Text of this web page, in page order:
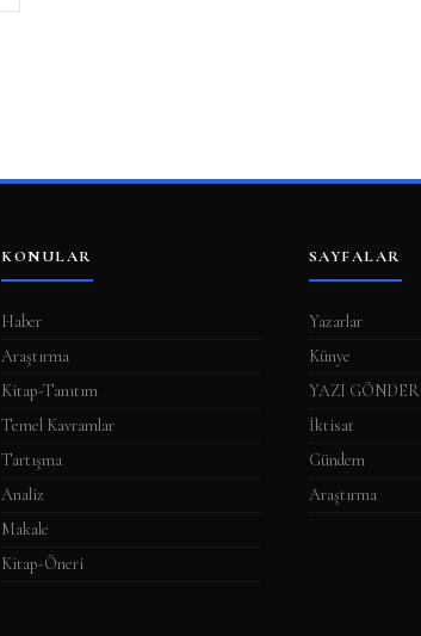
KONULAR
Haber
Araştırma
Kitap-Tanıtım
Temel Kavramlar
Tartışma
Analiz
Makale
Kitap-Öneri
SAYFALAR
Yazarlar
Künye
YAZI GÖNDER
İktisat
Gündem
Araştırma